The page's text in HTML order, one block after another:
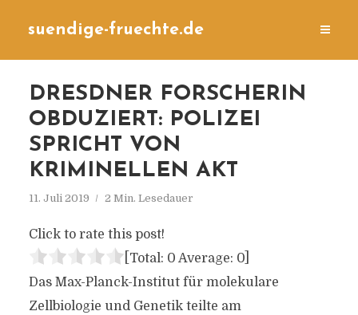
suendige-fruechte.de
DRESDNER FORSCHERIN
OBDUZIERT: POLIZEI
SPRICHT VON
KRIMINELLEN AKT
11. Juli 2019 2 Min. Lesedauer
Click to rate this post!
[Total: 0 Average: 0]
Das Max-Planck-Institut für molekulare
Zellbiologie und Genetik teilte am